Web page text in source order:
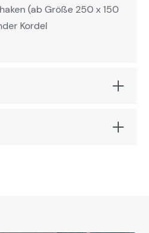
(ab Größe 250 x 150
Kordel